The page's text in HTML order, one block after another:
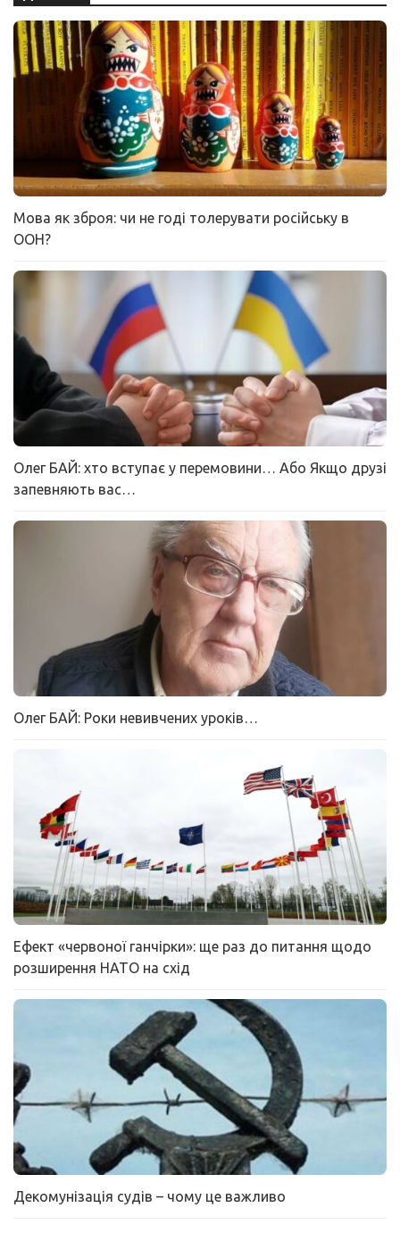
Мова як зброя: чи не годі толерувати російську в
ООН?
Олег БАЙ: хто вступає у перемовини… Або Якщо друзі
запевняють вас…
Олег БАЙ: Роки невивчених уроків…
Ефект «червоної ганчірки»: ще раз до питання щодо
розширення НАТО на схід
Декомунізація судів – чому це важливо